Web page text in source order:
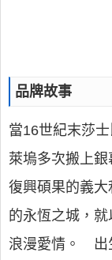
品牌故事
當16世紀末莎
萊塢多次搬上
復興碩果的義
的永恆之城，
浪漫愛情。 出